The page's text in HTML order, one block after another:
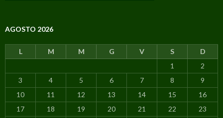
AGOSTO 2026
L M M G V S
D
1
2
3
4 5 6 7 8
9
10
11 12 13 14 15
16
17
18 19 20 21 22
23